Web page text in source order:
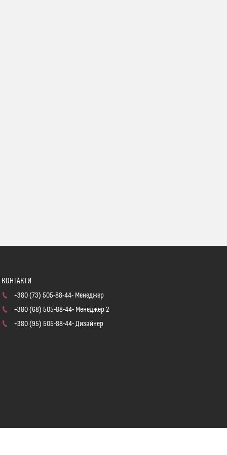
+380 (73) 505-88-44 Менеджер
+380 (68) 505-88-44 Менеджер 2
+380 (95) 505-88-44 Дизайнер